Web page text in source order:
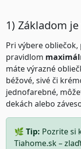
1) Základom
Pri výbere
pravidlom
máte výrazné
béžové, sivé či
jednofarebné,
dekách alebo
🌿 Tip: Pozrite si
Tiahome.sk –